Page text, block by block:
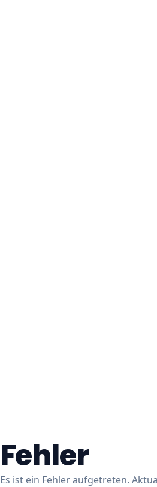
Fehler
Es ist ein Fehler aufgetreten.